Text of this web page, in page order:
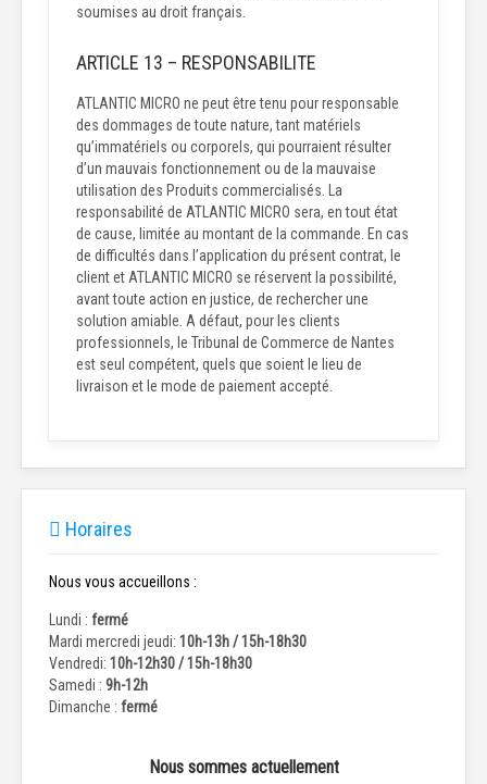
soumises au droit français.
ARTICLE 13 – RESPONSABILITE
ATLANTIC MICRO ne peut être tenu pour responsable
des dommages de toute nature, tant matériels
qu’immatériels ou corporels, qui pourraient résulter
d’un mauvais fonctionnement ou de la mauvaise
utilisation des Produits commercialisés. La
responsabilité de ATLANTIC MICRO sera, en tout état
de cause, limitée au montant de la commande. En cas
de difficultés dans l’application du présent contrat, le
client et ATLANTIC MICRO se réservent la possibilité,
avant toute action en justice, de rechercher une
solution amiable. A défaut, pour les clients
professionnels, le Tribunal de Commerce de Nantes
est seul compétent, quels que soient le lieu de
livraison et le mode de paiement accepté.
Horaires
Nous vous accueillons :
Lundi : fermé
Mardi mercredi jeudi: 10h-13h / 15h-18h30
Vendredi: 10h-12h30 / 15h-18h30
Samedi : 9h-12h
Dimanche : fermé
Nous sommes actuellement